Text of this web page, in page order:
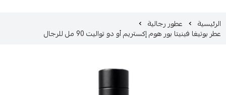
الرئيسية عطور رجالية
عطر بوتيغا فينيتا بور هوم إكستريم أو دو تواليت 90 مل للرجال